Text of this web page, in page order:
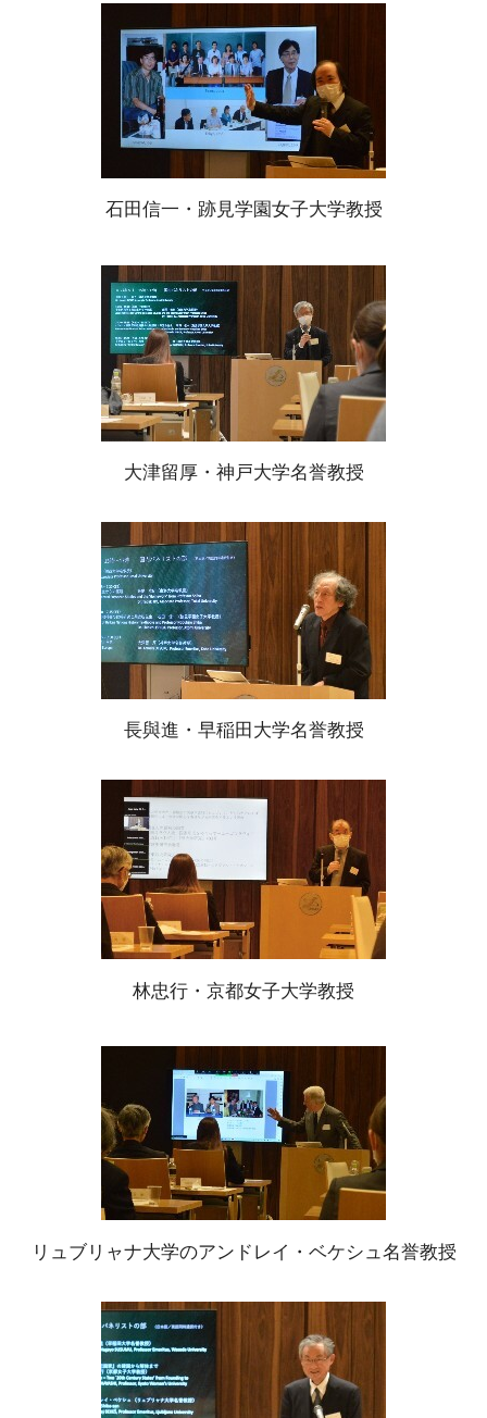
石田信一・跡見学園女子大学教授
大津留厚・神戸大学名誉教授
長與進・早稲田大学名誉教授
林忠行・京都女子大学教授
リュブリャナ大学のアンドレイ・ベケシュ名誉教授